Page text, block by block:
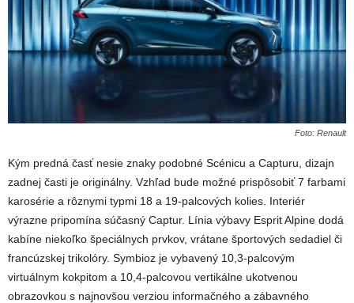
Foto: Renault
Kým predná časť nesie znaky podobné Scénicu a Capturu, dizajn
zadnej časti je originálny. Vzhľad bude možné prispôsobiť 7 farbami
karosérie a rôznymi typmi 18 a 19-palcových kolies. Interiér
výrazne pripomína súčasný Captur. Línia výbavy Esprit Alpine dodá
kabíne niekoľko špeciálnych prvkov, vrátane športových sedadiel či
francúzskej trikolóry. Symbioz je vybavený 10,3-palcovým
virtuálnym kokpitom a 10,4-palcovou vertikálne ukotvenou
obrazovkou s najnovšou verziou informačného a zábavného